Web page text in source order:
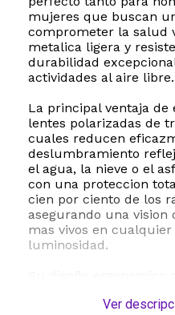
mujeres que buscan
comprometer la salud
metalica ligera y
durabilidad
actividades al aire libre.
La principal ventaja de
lentes polarizadas de
cuales reducen
deslumbramiento
el agua, la nieve o el
con una proteccion
cien por ciento de los
asegurando una vision
mas vivos en
luminosidad.
rostros, ofreciendo un
Ver